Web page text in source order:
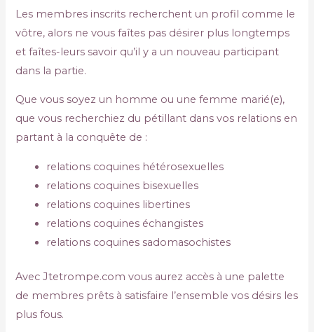
Les membres inscrits recherchent un profil comme le
vôtre, alors ne vous faîtes pas désirer plus longtemps
et faîtes-leurs savoir qu’il y a un nouveau participant
dans la partie.
Que vous soyez un homme ou une femme marié(e),
que vous recherchiez du pétillant dans vos relations en
partant à la conquête de :
relations coquines hétérosexuelles
relations coquines bisexuelles
relations coquines libertines
relations coquines échangistes
relations coquines sadomasochistes
Avec Jtetrompe.com vous aurez accès à une palette
de membres prêts à satisfaire l’ensemble vos désirs les
plus fous.